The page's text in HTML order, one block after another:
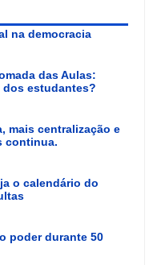
na democracia
das Aulas:
dos estudantes?
mais centralização e
continua.
o calendário do
poder durante 50